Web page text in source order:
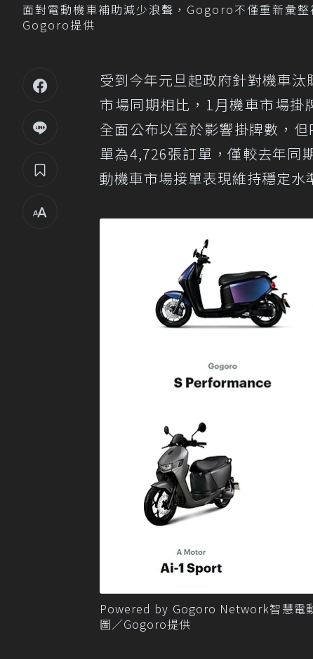
面對電動機車補助減少浪聲，Gogoro不僅重新彙
Gogoro提供
受到今年元旦起政府針對機車
市場同期相比，1月機車市場掛
全面公布以至於影響掛牌數，
單為4,726張訂單，僅較去年同
動機車市場接單表現維持穩定水
Powered by Gogoro Network智慧電
圖／Gogoro提供